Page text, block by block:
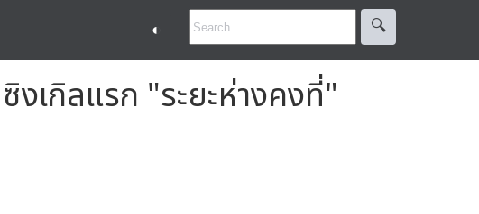
◐ 🔍︎
เกิลแรก "ระยะห่างคงที่"